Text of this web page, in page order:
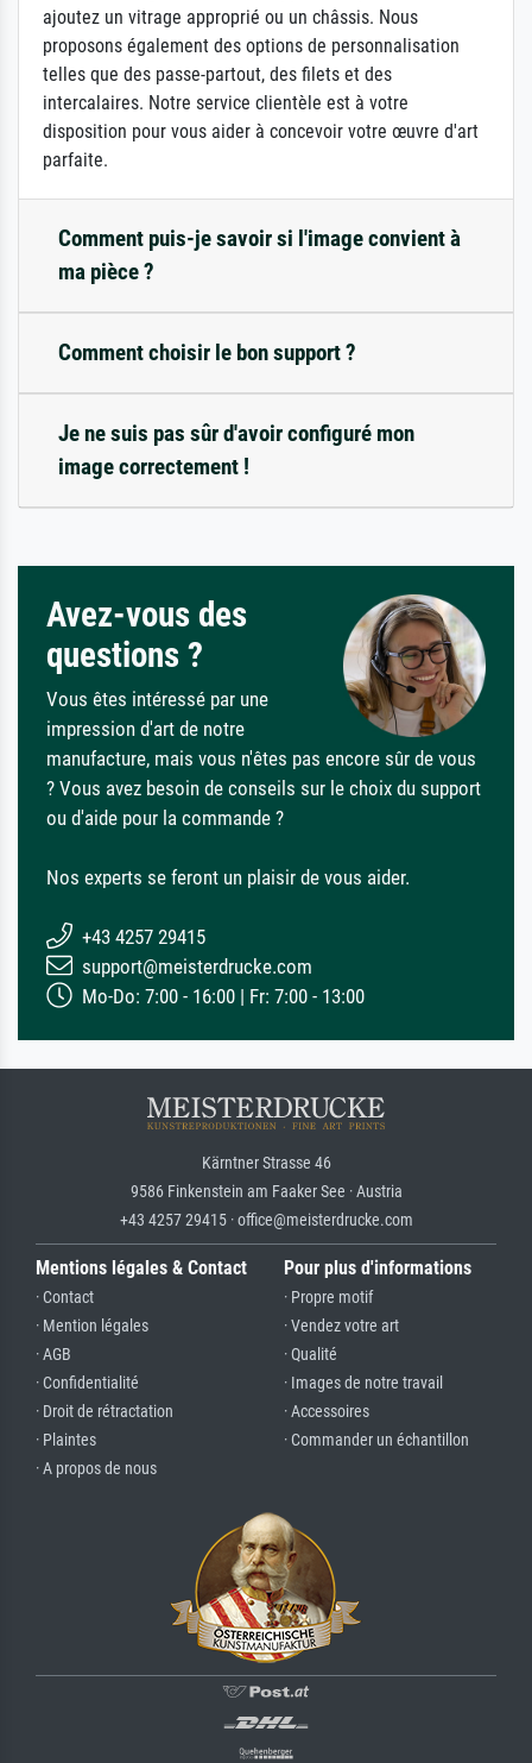
ajoutez un vitrage approprié ou un châssis. Nous
proposons également des options de personnalisation
telles que des passe-partout, des filets et des
intercalaires. Notre service clientèle est à votre
disposition pour vous aider à concevoir votre œuvre d'art
parfaite.
Comment puis-je savoir si l'image convient à
ma pièce ?
Comment choisir le bon support ?
Je ne suis pas sûr d'avoir configuré mon
image correctement !
Avez-vous des
questions ?
Vous êtes intéressé par une
impression d'art de notre
manufacture, mais vous n'êtes pas encore sûr de vous
? Vous avez besoin de conseils sur le choix du support
ou d'aide pour la commande ?
Nos experts se feront un plaisir de vous aider.
+43 4257 29415
support@meisterdrucke.com
Mo-Do: 7:00 - 16:00 | Fr: 7:00 - 13:00
Kärntner Strasse 46
9586 Finkenstein am Faaker See · Austria
+43 4257 29415 · office@meisterdrucke.com
Mentions légales & Contact
· Contact
· Mention légales
· AGB
· Confidentialité
· Droit de rétractation
· Plaintes
· A propos de nous
Pour plus d'informations
· Propre motif
· Vendez votre art
· Qualité
· Images de notre travail
· Accessoires
· Commander un échantillon